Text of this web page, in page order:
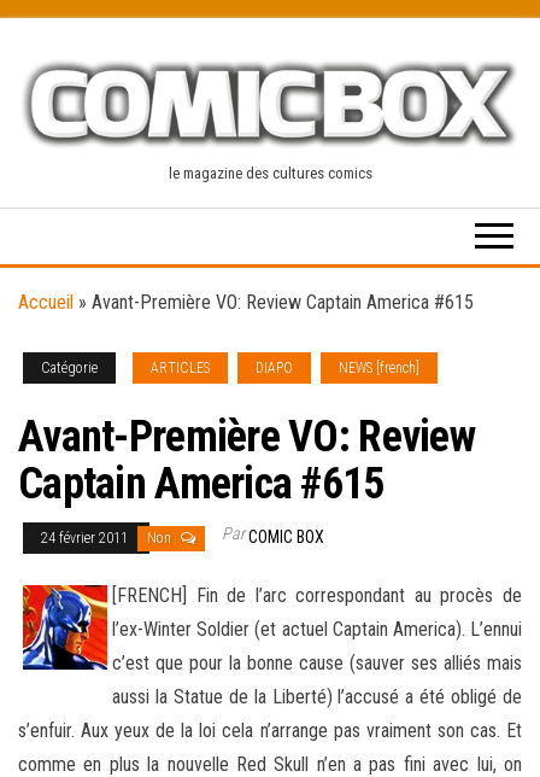
content
le magazine des cultures comics
Accueil » Avant-Première VO: Review Captain America #615
Catégorie ARTICLES DIAPO NEWS [french]
Avant-Première VO: Review
Captain America #615
24 février 2011 Non ParCOMIC BOX
[FRENCH] Fin de l’arc correspondant au procès de
l’ex-Winter Soldier (et actuel Captain America). L’ennui
c’est que pour la bonne cause (sauver ses alliés mais
aussi la Statue de la Liberté) l’accusé a été obligé de
s’enfuir. Aux yeux de la loi cela n’arrange pas vraimentson cas. Et
comme en plus la nouvelle Red Skull n’en a pas fini avec lui, on